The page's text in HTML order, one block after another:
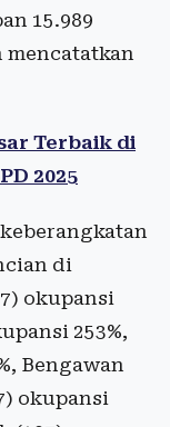
15.989
mencatatkan
Terbaik di
2025
di
okupansi
253%,
Bengawan
okupansi